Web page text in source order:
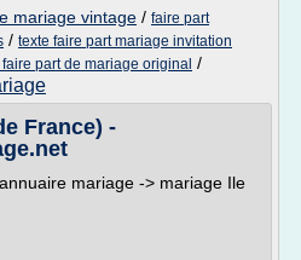
mariage vintage / faire part
/ texte faire part mariage invitation
part de mariage original /
France) -
mariage -> mariage Ile